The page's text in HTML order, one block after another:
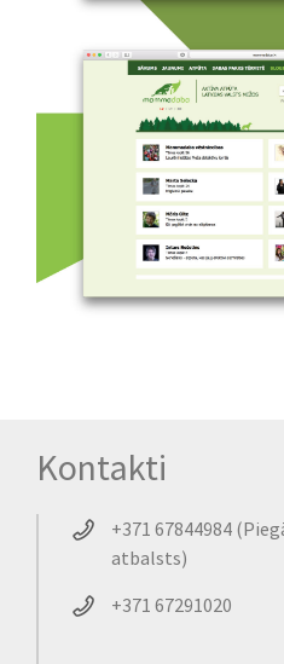
Kontakti
+371 67844984
atbalsts)
+371 67291020